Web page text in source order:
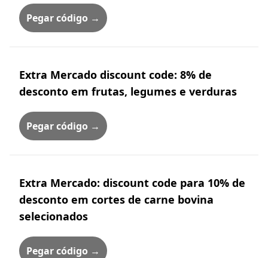
Pegar código →
Extra Mercado discount code: 8% de
desconto em frutas, legumes e verduras
Pegar código →
Extra Mercado: discount code para 10% de
desconto em cortes de carne bovina
selecionados
Pegar código →